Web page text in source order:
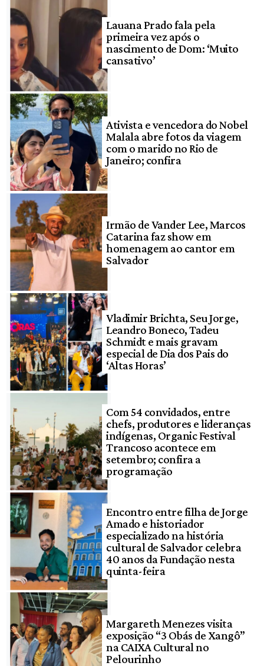
Lauana Prado fala pela
primeira vez após o
nascimento de Dom: ‘Muito
cansativo’
Ativista e vencedora do Nobel
Malala abre fotos da viagem
com o marido no Rio de
Janeiro; confira
Irmão de Vander Lee, Marcos
Catarina faz show em
homenagem ao cantor em
Salvador
Vladimir Brichta, Seu Jorge,
Leandro Boneco, Tadeu
Schmidt e mais gravam
especial de Dia dos Pais do
‘Altas Horas’
Com 54 convidados, entre
chefs, produtores e lideranças
indígenas, Organic Festival
Trancoso acontece em
setembro; confira a
programação
Encontro entre filha de Jorge
Amado e historiador
especializado na história
cultural de Salvador celebra
40 anos da Fundação nesta
quinta-feira
Margareth Menezes visita
exposição “3 Obás de Xangô”
na CAIXA Cultural no
Pelourinho